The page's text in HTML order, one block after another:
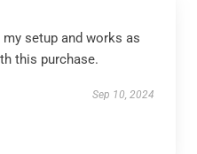
setup and works as
this purchase.
Sep 10, 2024